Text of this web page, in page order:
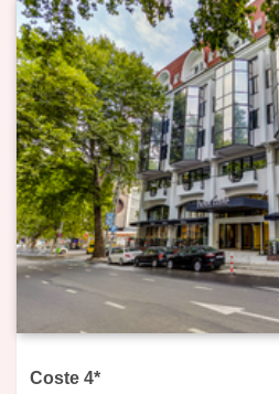
Coste 4*